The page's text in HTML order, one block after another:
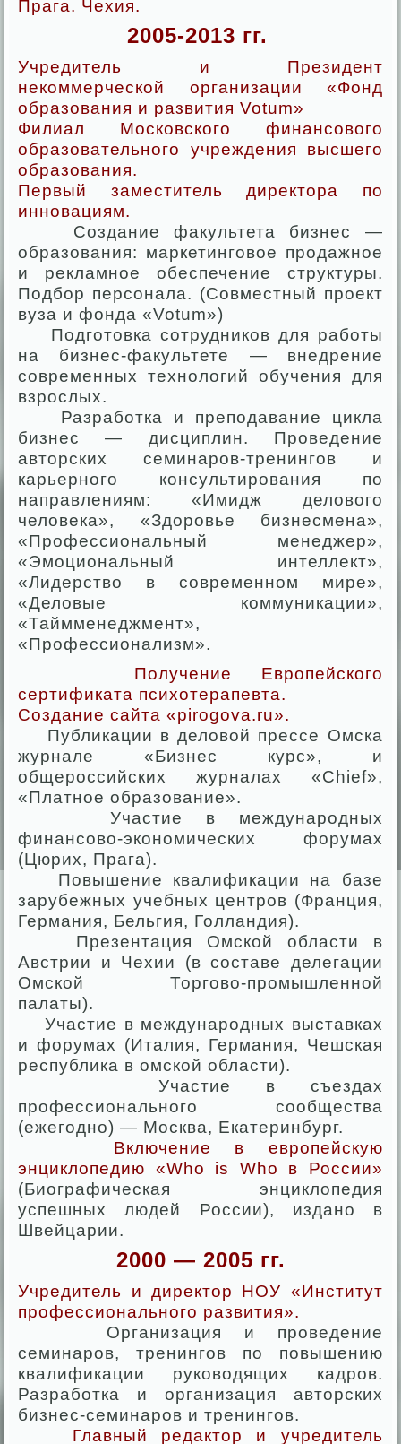
Прага. Чехия.
2005-2013 гг.
Учредитель и Президент
некоммерческой организации «Фонд
образования и развития Votum»
Филиал Московского финансового
образовательного учреждения высшего
образования.
Первый заместитель директора по
инновациям.
Создание факультета бизнес —
образования: маркетинговое продажное
и рекламное обеспечение структуры.
Подбор персонала. (Совместный проект
вуза и фонда «Votum»)
Подготовка сотрудников для работы
на бизнес-факультете — внедрение
современных технологий обучения для
взрослых.
Разработка и преподавание цикла
бизнес — дисциплин. Проведение
авторских семинаров-тренингов и
карьерного консультирования по
направлениям: «Имидж делового
человека», «Здоровье бизнесмена»,
«Профессиональный менеджер»,
«Эмоциональный интеллект»,
«Лидерство в современном мире»,
«Деловые коммуникации»,
«Таймменеджмент»,
«Профессионализм».
Получение Европейского
сертификата психотерапевта.
Создание сайта «pirogova.ru».
Публикации в деловой прессе Омска
журнале «Бизнес курс», и
общероссийских журналах «Chief»,
«Платное образование».
Участие в международных
финансово-экономических форумах
(Цюрих, Прага).
Повышение квалификации на базе
зарубежных учебных центров (Франция,
Германия, Бельгия, Голландия).
Презентация Омской области в
Австрии и Чехии (в составе делегации
Омской Торгово-промышленной
палаты).
Участие в международных выставках
и форумах (Италия, Германия, Чешская
республика в омской области).
Участие в съездах
профессионального сообщества
(ежегодно) — Москва, Екатеринбург.
Включение в европейскую
энциклопедию «Who is Who в России»
(Биографическая энциклопедия
успешных людей России), издано в
Швейцарии.
2000 — 2005 гг.
Учредитель и директор НОУ «Институт
профессионального развития».
Организация и проведение
семинаров, тренингов по повышению
квалификации руководящих кадров.
Разработка и организация авторских
бизнес-семинаров и тренингов.
Главный редактор и учредитель